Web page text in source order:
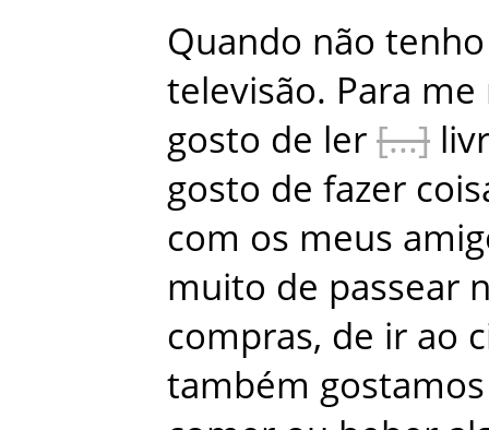
Quando não tenho
televisão. Para me
gosto de ler
gosto de fazer
com os meus
muito de passear
compras, de ir ao
também gostamos